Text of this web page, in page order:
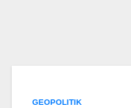
GEOPOLITIK